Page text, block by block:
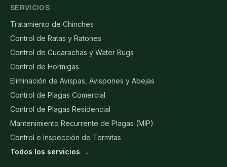
SERVICIOS
Tratamiento de Chinches
Control de Ratas y Ratones
Control de Cucarachas y Water Bugs
Control de Hormigas
Eliminación de Avispas, Avispones y Abejas
Control de Plagas Comercial
Control de Plagas Residencial
Mantenimiento Recurrente de Plagas (MIP)
Control e Inspección de Termitas
Todos los servicios →